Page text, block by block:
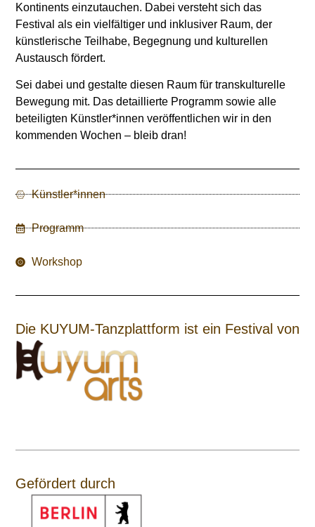
Kontinents einzutauchen. Dabei versteht sich das
Festival als ein vielfältiger und inklusiver Raum, der
künstlerische Teilhabe, Begegnung und kulturellen
Austausch fördert.
Sei dabei und gestalte diesen Raum für transkulturelle
Bewegung mit. Das detaillierte Programm sowie alle
beteiligten Künstler*innen veröffentlichen wir in den
kommenden Wochen – bleib dran!
Künstler*innen
Programm
Workshop
Die KUYUM-Tanzplattform ist ein Festival von
Gefördert durch